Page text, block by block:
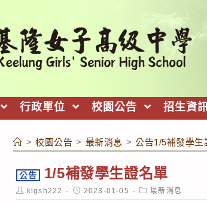
行政單位 校園公告 招生資
> 校園公告 > 最新消息 > 公告1/5補發學生
公告 1/5補發學生證名單
Post
author:
klgsh222
Post
published:
2023-01-05
Post
category:
最新消息